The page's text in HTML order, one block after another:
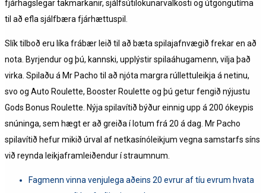
fjárhagslegar takmarkanir, sjálfsútilokunarvalkosti og útgöngutíma
til að efla sjálfbæra fjárhættuspil.
Slík tilboð eru líka frábær leið til að bæta spilajafnvægið frekar en að
nota. Byrjendur og þú, kannski, upplýstir spilaáhugamenn, vilja það
virka. Spilaðu á Mr Pacho til að njóta margra rúllettuleikja á netinu,
svo og Auto Roulette, Booster Roulette og þú getur fengið nýjustu
Gods Bonus Roulette. Nýja spilavítið býður einnig upp á 200 ókeypis
snúninga, sem hægt er að greiða í lotum frá 20 á dag. Mr Pacho
spilavítið hefur mikið úrval af netkasínóleikjum vegna samstarfs síns
við reynda leikjaframleiðendur í straumnum.
Fagmenn vinna venjulega aðeins 20 evrur af tíu evrum hvata